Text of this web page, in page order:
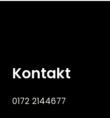
Kontakt
0172 2144677